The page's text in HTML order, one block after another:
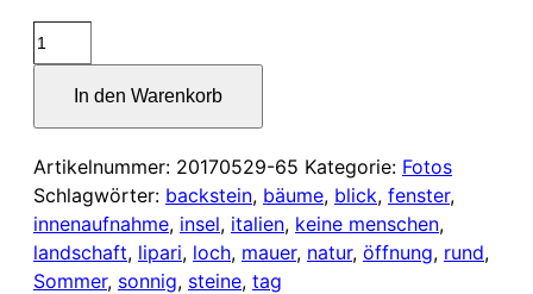
Blick
durch
rundes
in
einer
Steinmauer
Menge
In den Warenkorb
Artikelnummer: 20170529-65 Kategorie: Fotos
Schlagwörter: backstein, bäume, blick, fenster,
innenaufnahme, insel, italien, keine menschen,
landschaft, lipari, loch, mauer, natur, öffnung, rund,
Sommer, sonnig, steine, tag